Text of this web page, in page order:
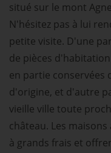
situé sur le mont
N'hésitez pas à lui
petite visite. D'une
de pièces
en partie conservées
d'origine, et d'autre
vieille ville toute
château. Les
à grands frais et